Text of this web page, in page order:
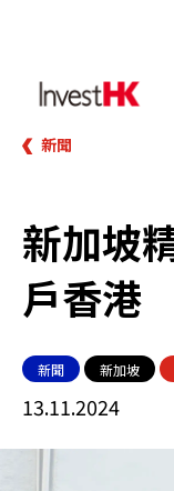
新聞
新加坡
戶香港
新聞 新加坡
13.11.2024